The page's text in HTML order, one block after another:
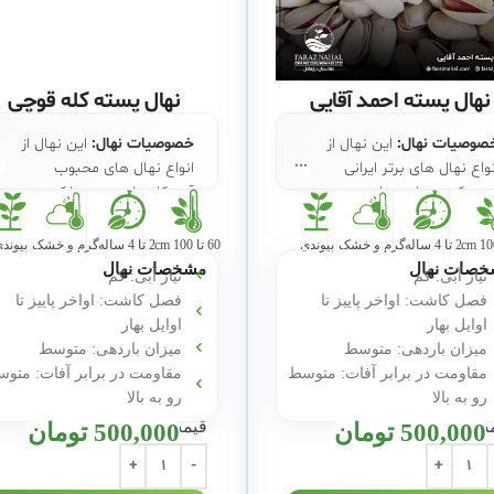
نهال پسته احمد آقایی
نهال: این نهال از
نهال های برتر ایرانی
که بسیار پر بارده می
این نهال در دسته بندی
های پایه کوتاه قرار می
کاشت:بهترین فاصله برای
7 متر مربع) می باشد. این
نهال مقاومت بالایی در برابر
سرما دارد و آذر بهترین ماه
کاشت آن باشد.
گردوی این درخت شکلی
2 تا 4 ساله گرم و خشک پیوندی
نهال
نیاز آبی: کم
فصل کاشت: اواخر پاییز تا
اوایل بهار
میزان باردهی: متوسط
مقاومت در برابر آفات: متوسط
رو به بالا
500,000 تومان
نهال پسته کله قوچی
خصوصیات نهال: این نهال از
انواع نهال های محبوب
آمریکایی است و عملکردی
مشابه نهال گردو چندلر دارد.
کاشت:
بهترین ارتفاع برای
کاشت این نهال، بیش از
1500 الی 2300 متر است. این
احساس راحتی میکند و نسبت
به خشکی مقاومت بالایی از
خود نشان می‌دهد.
میوه:گردوی این درخت درشت
و تخم مرغی است و به رنگ
60 تا 100 cm 2 تا 4 ساله گرم و خشک
مشخصات نهال
نیاز آبی: کم
فصل کاشت: اواخر پاییز تا
اوایل بهار
میزان باردهی: متوسط
مقاومت در برابر آفات:
رو به بالا
قیمت500,000 تومان